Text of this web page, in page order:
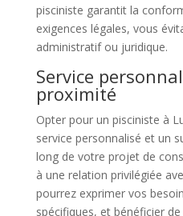
pisciniste garantit la
exigences légales, vous
administratif ou juridique.
Service
proximité
Opter pour un pisciniste à
service personnalisé et un
long de votre projet de
à une relation privilégiée
pourrez exprimer vos
spécifiques, et bénéficier